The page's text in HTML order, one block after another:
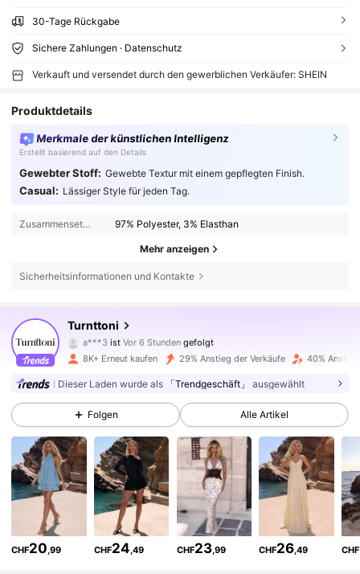
30-Tage Rückgabe
Sichere Zahlungen · Datenschutz
Verkauft und versendet durch den gewerblichen Verkäufer: SHEIN
Produktdetails
Merkmale der künstlichen Intelligenz
Erstellt basierend auf den Details
Gewebter Stoff: Gewebte Textur mit einem gepflegten Finish.
Casual: Lässiger Style für jeden Tag.
Zusammensetzung: 97% Polyester, 3% Elasthan
Mehr anzeigen
Sicherheitsinformationen und Kontakte
Turnttoni
4***5 ist am Durchsuchen
4,71
24K Follower
4,71 24K Follower
4,71 24K Follower
24K Follower
8K+ Erneut kaufen 29% Anstieg der Verkäufe 40%
Dieser Laden wurde als 「Trendgeschäft」 ausgewählt
Folgen Alle Artikel
CHF20,99 CHF24,49 CHF23,99 CHF26,49 CHF